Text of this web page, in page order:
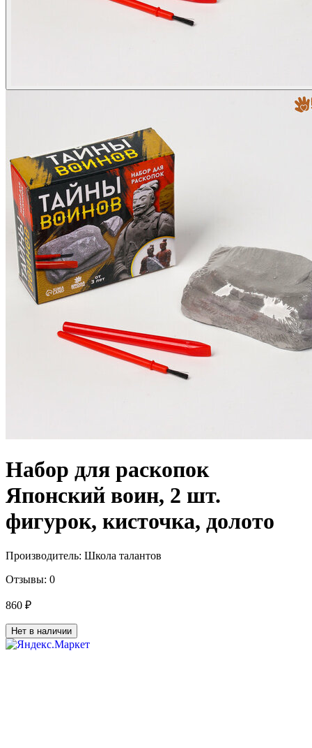
Набор для раскопок
Японский воин, 2 шт.
фигурок, кисточка, долото
Производитель: Школа талантов
Отзывы: 0
860 ₽
Нет в наличии